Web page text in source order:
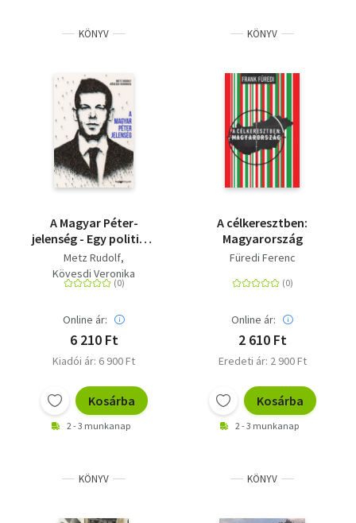
KÖNYV
A Magyar Péter-
jelenség - Egy politikai
felemelkedés
anatómiája
Metz Rudolf
Kövesdi Veronika
Online ár:
6 210 Ft
Kiadói ár: 6 900 Ft
Kosárba
2 - 3 munkanap
KÖNYV
A célkeresztben:
Magyarország
Füredi Ferenc
Online ár:
2 610 Ft
Eredeti ár: 2 900 Ft
Kosárba
2 - 3 munkanap
KÖNYV KÖNYV